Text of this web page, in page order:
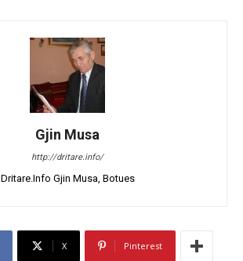
Gjin Musa
http://dritare.info/
Dritare.Info Gjin Musa, Botues
X Pinterest